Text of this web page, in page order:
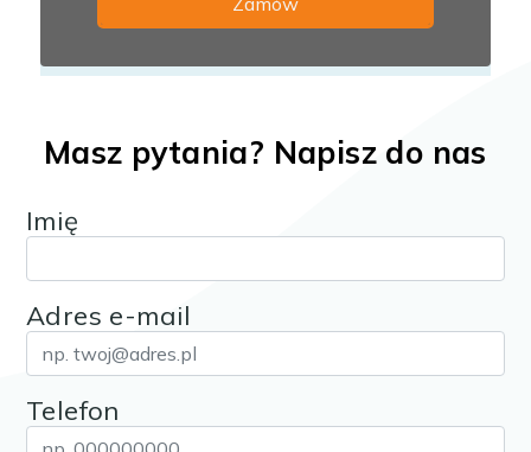
Masz pytania? Napisz do nas
Imię
Adres e-mail
Telefon